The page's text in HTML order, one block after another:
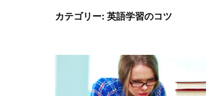
カテゴリー: 英語学習のコツ